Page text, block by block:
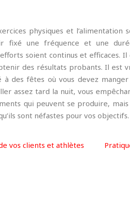
physiques et
fixé une fréquence et une
soient continus et efficaces.
des résultats probants. Il est
à des fêtes où vous devez
assez tard la nuit, vous
qui peuvent se produire,
sont néfastes pour vos objectifs.
vos clients et athlètes